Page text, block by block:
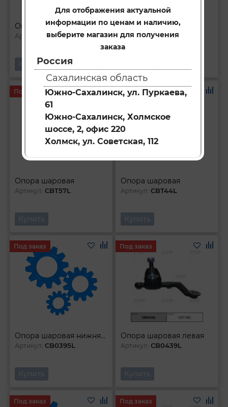
Для отображения актуальной
информации по ценам и наличию,
выберите магазин для получения
заказа
Россия
Сахалинская область
Южно-Сахалинск, ул. Пуркаева,
61
Южно-Сахалинск, Холмское
шоссе, 2, офис 220
Холмск, ул. Советская, 112
Опора шаровая
Артикул: CBT10
Купить
Опора шаровая
Артикул:CB0402L
Опора шаровая
Артикул:CBT57L
Под заказ
Купить
Опора шаровая
Артикул:CBT44L
Под заказ
Купить
Опора шаровая нижняя левая
Артикул:CB0395L
Под заказ
Купить
Опора шаровая левая
Артикул:CB0439L
Под заказ
Купить
Под заказ Под заказ